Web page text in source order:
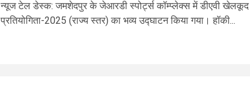
न्यूज टेल डेस्क: जमशेदपुर के जेआरडी स्पोर्ट्स कॉम्प्लेक्स में डीएवी खेलकूद
प्रतियोगिता-2025 (राज्य स्तर) का भव्य उद्घाटन किया गया। हॉकी...